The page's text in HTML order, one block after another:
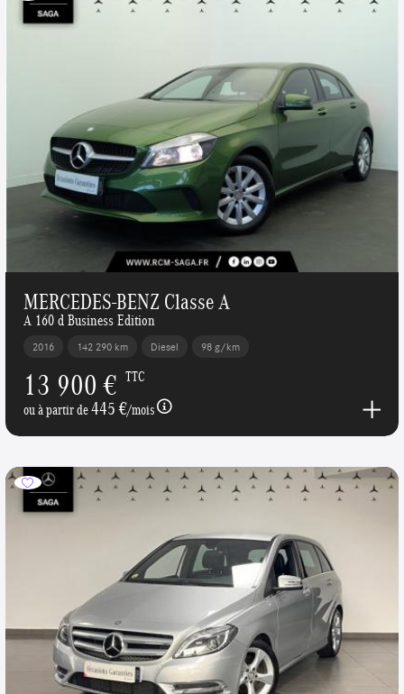
MERCEDES-BENZ Classe A
A 160 d Business Edition
2016 142 290 km Diesel 98 g/km
13 900 € TTC
ou à partir de445 €/mois